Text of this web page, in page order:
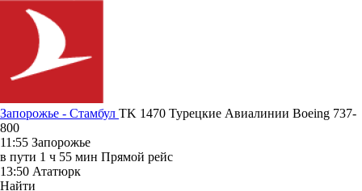
Запорожье - Стамбул TK 1470 Турецкие Авиалинии Boeing 737-
800
11:55 Запорожье
в пути 1 ч 55 мин Прямой рейс
13:50 Ататюрк
Найти